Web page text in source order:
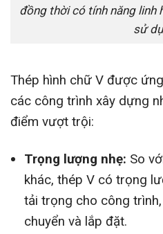
đồng thời có tính năng linh
sử
Thép hình chữ V được
các công trình xây dựng
điểm vượt trội:
Trọng lượng nhẹ: So
khác, thép V có trọng
tải trọng cho công
chuyển và lắp đặt.